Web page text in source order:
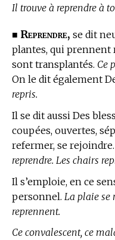
Il trouve à reprendre à
■ Reprendre, se dit
plantes, qui prennent
sont transplantés. Ce
On le dit également
repris.
Il se dit aussi Des
coupées, ouvertes,
refermer, se rejoindre.
reprendre. Les chairs
Il s’emploie, en ce
personnel. La plaie se
reprennent.
Ce convalescent, ce